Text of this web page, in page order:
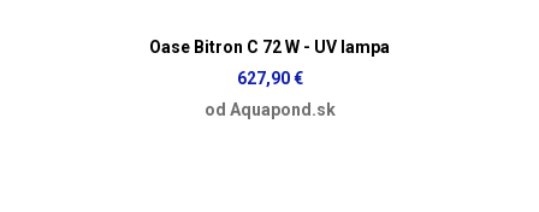
Oase Bitron C 72 W - UV lampa
627,90 €
od Aquapond.sk